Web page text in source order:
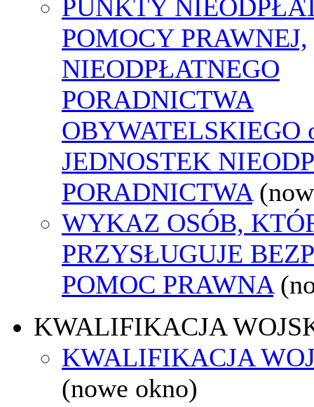
PUNKTY
POMOCY PRAWNEJ,
NIEODPŁATNEGO
PORADNICTWA
OBYWATELSKIEGO
JEDNOSTEK
PORADNICTWA
WYKAZ OSÓB,
PRZYSŁUGUJE
POMOC PRAWNA
KWALIFIKACJA
KWALIFIKACJA
(nowe okno)